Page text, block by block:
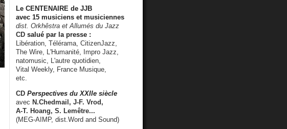
Le CENTENAIRE de JJB
avec 15 musiciens et musiciennes
dist. Orkhêstra et Allumés du Jazz
CD salué par la presse :
Libération, Télérama, CitizenJazz,
The Wire, L'Humanité, Impro Jazz,
natomusic, L'autre quotidien,
Vital Weekly, France Musique,
etc.
CD Perspectives du XXIIe siècle
avec N.Chedmail, J-F. Vrod,
A-T. Hoang, S. Lemêtre...
(MEG-AIMP, dist.Word and Sound)